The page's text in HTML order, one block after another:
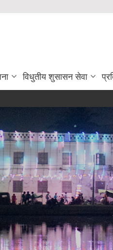
विधुतीय शुसासन सेवा